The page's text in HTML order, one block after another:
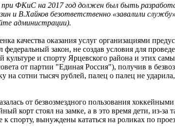
ФКиС на 2017 год должен был быть
и В.Хайков безответственно «завалили
администрации).
качества оказания услуг организациями
закон, не создав условия для
культуре и спорту Ярцевского района и этих
от партии "Единая Россия"), получив в
на сотни тысяч рублей, палец о палец не
от безвозмездного пользования
корт стоял на замке, а в это время дети, из-
спорту, вынуждены кататься на роликах по